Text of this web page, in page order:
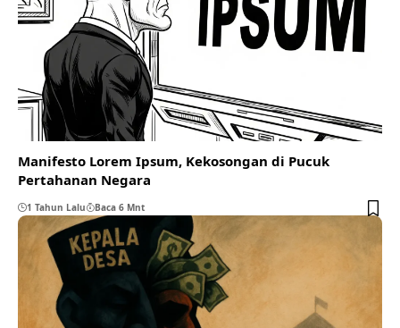
Manifesto Lorem Ipsum, Kekosongan di Pucuk
Pertahanan Negara
1 Tahun Lalu Baca 6 Mnt